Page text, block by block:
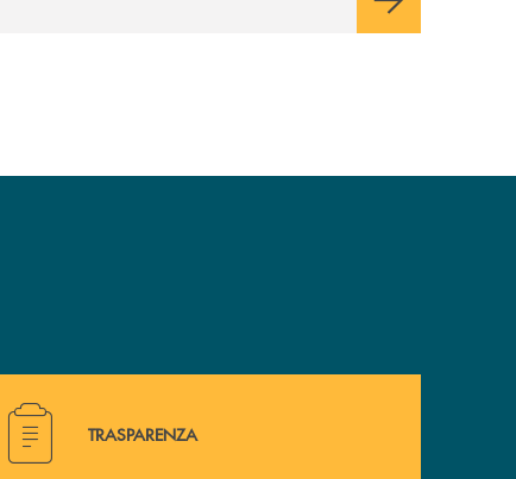
Hai bisogno di alcuni documenti ? Vai alla pagina della
TRASPARENZA